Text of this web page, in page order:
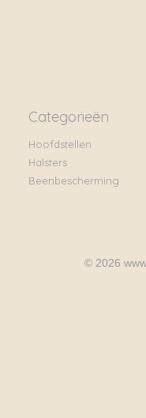
Categorieën
Hoofdstellen
Halsters
Beenbescherming
© 2026